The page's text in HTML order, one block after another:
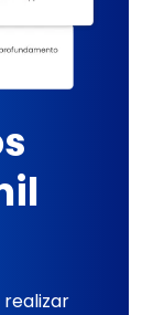
realizar